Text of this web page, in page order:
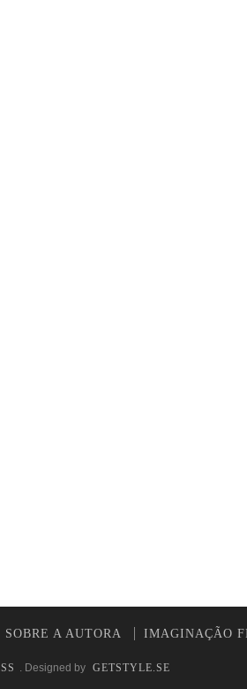
SOBRE A AUTORA IMAGINAÇÃO
. Designed by GETSTYLE.SE